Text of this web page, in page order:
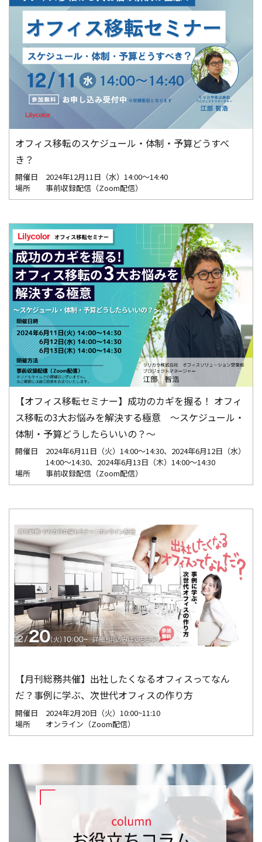
オフィス移転のスケジュール・体制・予算どうすべ
き？
開催日
2024年12月11日（水）14:00～14:40
場所
事前収録配信（Zoom配信）
【オフィス移転セミナー】成功のカギを握る！ オフィ
ス移転の3大お悩みを解決する極意 ～スケジュール・
体制・予算どうしたらいいの？～
開催日
2024年6月11日（火）14:00～14:30、2024年6月12日（水）
14:00～14:30、2024年6月13日（木）14:00～14:30
場所
事前収録配信（Zoom配信）
【月刊総務共催】出社したくなるオフィスってなん
だ？事例に学ぶ、次世代オフィスの作り方
開催日
2024年2月20日（火）10:00~11:10
場所
オンライン（Zoom配信）